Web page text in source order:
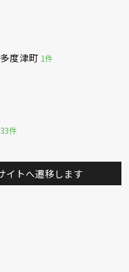
度津町 1件
33件
イトへ遷移します